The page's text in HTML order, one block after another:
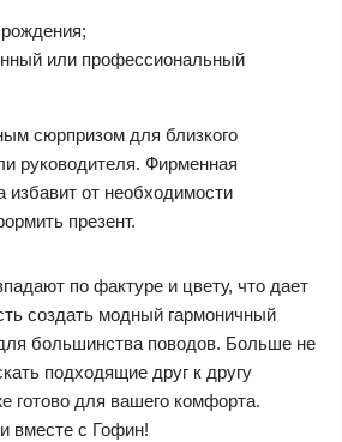
или профессиональный
сюрпризом для близкого
руководителя. Фирменная
избавит от необходимости
презент.
по фактуре и цвету, что дает
создать модный гармоничный
большинства поводов. Больше не
подходящие друг к другу
готово для вашего комфорта.
вместе с Гофин!